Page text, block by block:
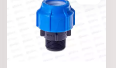
Рабочее давление: до 10
применения: от 0 до +40